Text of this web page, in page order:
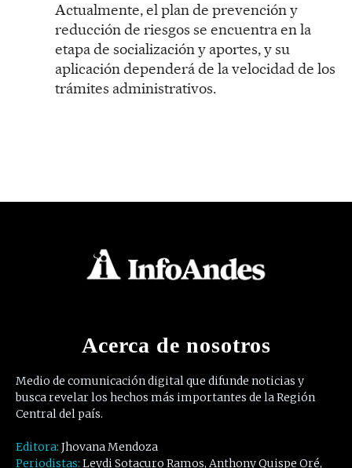
Actualmente, el plan de prevención y
reducción de riesgos se encuentra en la
etapa de socialización y aportes, y su
aplicación dependerá de la velocidad de los
trámites administrativos.
Acerca de nosotros
Medio de comunicación digital que difunde noticias y
busca revelar los hechos más importantes de la Región
Central del país.
Editora: Jhovana Mendoza
Periodistas: Leydi Sotacuro Ramos, Anthony Quispe Oré,